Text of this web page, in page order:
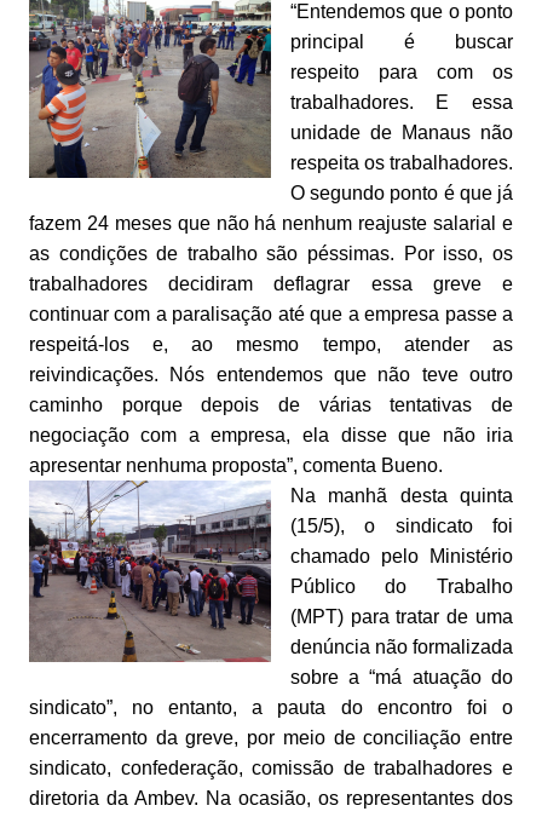
“Entendemos que o ponto
principal é buscar
respeito para com os
trabalhadores. E essa
unidade de Manaus não
respeita os trabalhadores.
O segundo ponto é que já
fazem 24 meses que não há nenhum reajuste salarial e
as condições de trabalho são péssimas. Por isso, os
trabalhadores decidiram deflagrar essa greve e
continuar com a paralisação até que a empresa passe a
respeitá-los e, ao mesmo tempo, atender as
reivindicações. Nós entendemos que não teve outro
caminho porque depois de várias tentativas de
negociação com a empresa, ela disse que não iria
apresentar nenhuma proposta”, comenta Bueno.
Na manhã desta quinta
(15/5), o sindicato foi
chamado pelo Ministério
Público do Trabalho
(MPT) para tratar de uma
denúncia não formalizada
sobre a “má atuação do
sindicato”, no entanto, a pauta do encontro foi o
encerramento da greve, por meio de conciliação entre
sindicato, confederação, comissão de trabalhadores e
diretoria da Ambev. Na ocasião, os representantes dos